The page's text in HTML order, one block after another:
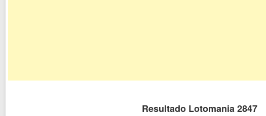
Resultado Lotomania 2847